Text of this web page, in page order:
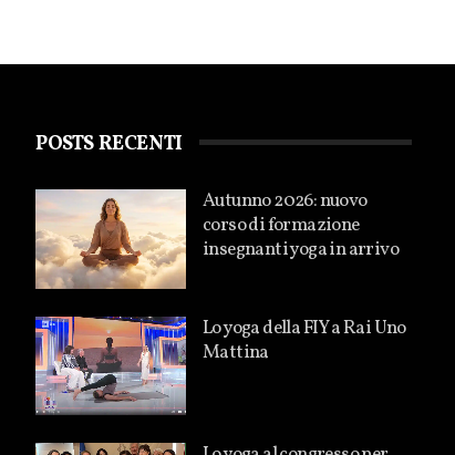
POSTS RECENTI
Autunno 2026: nuovo
corso di formazione
insegnanti yoga in arrivo
Lo yoga della FIY a Rai Uno
Mattina